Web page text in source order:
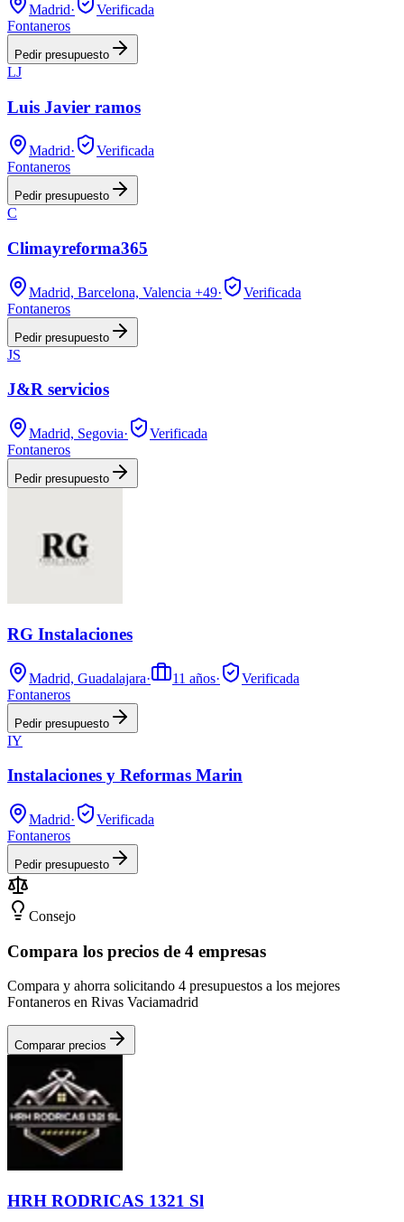
Madrid·
Verificada
Fontaneros
Pedir presupuesto
LJ
Luis Javier ramos
Madrid·
Verificada
Fontaneros
Pedir presupuesto
C
Climayreforma365
Madrid, Barcelona, Valencia +49·
Verificada
Fontaneros
Pedir presupuesto
JS
J&R servicios
Madrid, Segovia·
Verificada
Fontaneros
Pedir presupuesto
RG Instalaciones
Madrid, Guadalajara· 11 años·
Verificada
Fontaneros
Pedir presupuesto
IY
Instalaciones y Reformas Marin
Madrid·
Verificada
Fontaneros
Pedir presupuesto
Consejo
Compara los precios de 4 empresas
Compara y ahorra solicitando 4 presupuestos a los mejores
Fontaneros en Rivas Vaciamadrid
Comparar precios
HRH RODRICAS 1321 Sl